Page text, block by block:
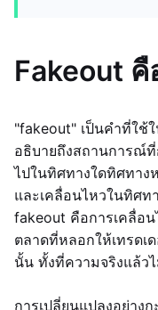
Fakeout คื
"fakeout" เป็นคำที่ใช้
อธิบายถึงสถานการณ์ที่
ไปในทิศทางใดทิศทาง
และเคลื่อนไหวในทิศ
fakeout คือการเคลื่อ
ตลาดที่หลอกให้เทรดเ
นั้น ทั้งที่ความจริงแล้ว
การเปลี่ยนแปลงอย่าง